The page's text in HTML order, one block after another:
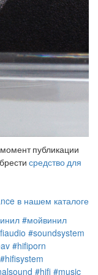
публикации
средство для
в нашем каталоге
#мойвинил
#soundsystem
#hifiporn
#hifisystem
#hifi #music